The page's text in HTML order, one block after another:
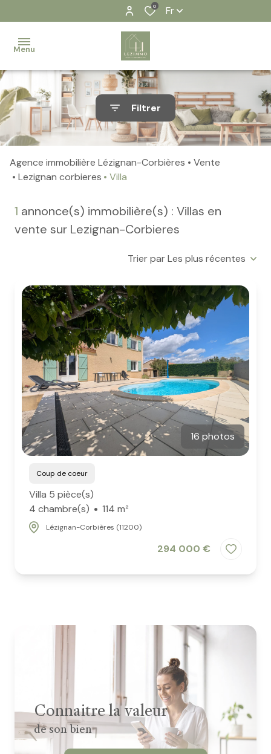
0 Fr
Menu
Accueil
Nos
biens
Contact
équipe
Nos
Estimation
gratuite
Blog
Conciergerie
Filtrer
Agence immobilière Lézignan-Corbières
Vente
Lezignan corbieres
Villa
1 annonce(s) immobilière(s) : Villas en
vente sur Lezignan-Corbieres
Trier par Les plus récentes
16 photos
Coup de coeur
Villa 5 pièce(s)
4 chambre(s)
114 m²
Lézignan-Corbières (11200)
294 000 €
Connaitre la valeur
de son bien